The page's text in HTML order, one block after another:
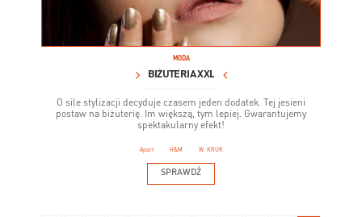
MODA
BIŻUTERIA XXL
O sile stylizacji decyduje czasem jeden dodatek. Tej jesieni
postaw na biżuterię. Im większą, tym lepiej. Gwarantujemy
spektakularny efekt!
Apart H&M W. KRUK
SPRAWDŹ